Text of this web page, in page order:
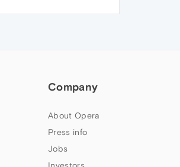
Company
About Opera
Press info
Jobs